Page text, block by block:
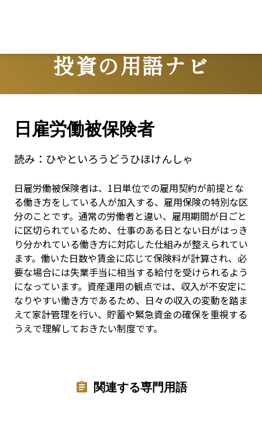
投資の用語ナビ
Terms
日雇労働被保険者
読み： ひやといろうどうひほけんしゃ
日雇労働被保険者は、1日単位での雇用契約が前提とな
る働き方をしている人が加入する、雇用保険の特別な区
分のことです。通常の労働者と違い、雇用期間が日ごと
に区切られているため、仕事のある日とない日がはっき
り分かれている働き方に対応した仕組みが整えられてい
ます。働いた日数や賃金に応じて保険料が計算され、必
要な場合には失業手当に相当する給付を受けられるよう
になっています。資産運用の観点では、収入が不安定に
なりやすい働き方であるため、日々の収入の変動を踏ま
えて家計管理を行い、貯蓄や緊急資金の確保を重視する
うえで理解しておきたい制度です。
関連する専門用語